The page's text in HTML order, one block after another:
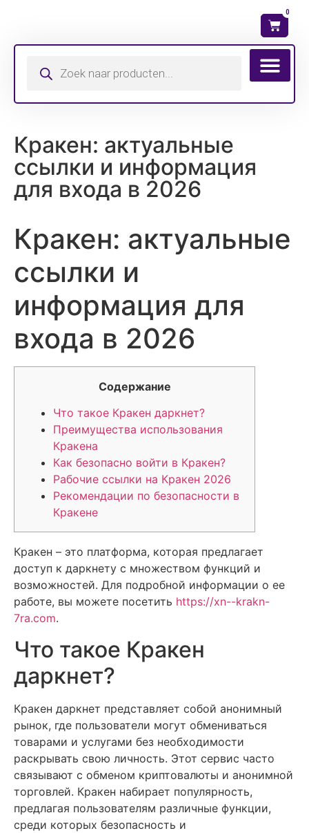
0
Кракен: актуальные
ссылки и информация
для входа в 2026
Кракен: актуальные
ссылки и
информация для
входа в 2026
Содержание
Что такое Кракен даркнет?
Преимущества использования
Кракена
Как безопасно войти в Кракен?
Рабочие ссылки на Кракен 2026
Рекомендации по безопасности в
Кракене
Кракен – это платформа, которая предлагает
доступ к даркнету с множеством функций и
возможностей. Для подробной информации о ее
работе, вы можете посетить https://xn--krakn-
7ra.com.
Что такое Кракен
даркнет?
Кракен даркнет представляет собой анонимный
рынок, где пользователи могут обмениваться
товарами и услугами без необходимости
раскрывать свою личность. Этот сервис часто
связывают с обменом криптовалюты и анонимной
торговлей. Кракен набирает популярность,
предлагая пользователям различные функции,
среди которых безопасность и